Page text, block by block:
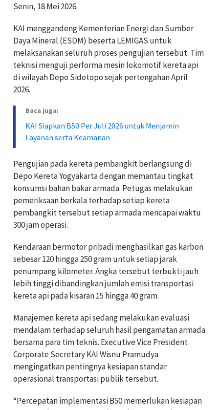
Senin, 18 Mei 2026.
KAI menggandeng Kementerian Energi dan Sumber
Daya Mineral (ESDM) beserta LEMIGAS untuk
melaksanakan seluruh proses pengujian tersebut. Tim
teknisi menguji performa mesin lokomotif kereta api
di wilayah Depo Sidotopo sejak pertengahan April
2026.
Baca juga:
KAI Siapkan B50 Per Juli 2026 untuk Menjamin
Layanan serta Keamanan
Pengujian pada kereta pembangkit berlangsung di
Depo Kereta Yogyakarta dengan memantau tingkat
konsumsi bahan bakar armada. Petugas melakukan
pemeriksaan berkala terhadap setiap kereta
pembangkit tersebut setiap armada mencapai waktu
300 jam operasi.
Kendaraan bermotor pribadi menghasilkan gas karbon
sebesar 120 hingga 250 gram untuk setiap jarak
penumpang kilometer. Angka tersebut terbukti jauh
lebih tinggi dibandingkan jumlah emisi transportasi
kereta api pada kisaran 15 hingga 40 gram.
Manajemen kereta api sedang melakukan evaluasi
mendalam terhadap seluruh hasil pengamatan armada
bersama para tim teknis. Executive Vice President
Corporate Secretary KAI Wisnu Pramudya
mengingatkan pentingnya kesiapan standar
operasional transportasi publik tersebut.
“Percepatan implementasi B50 memerlukan kesiapan